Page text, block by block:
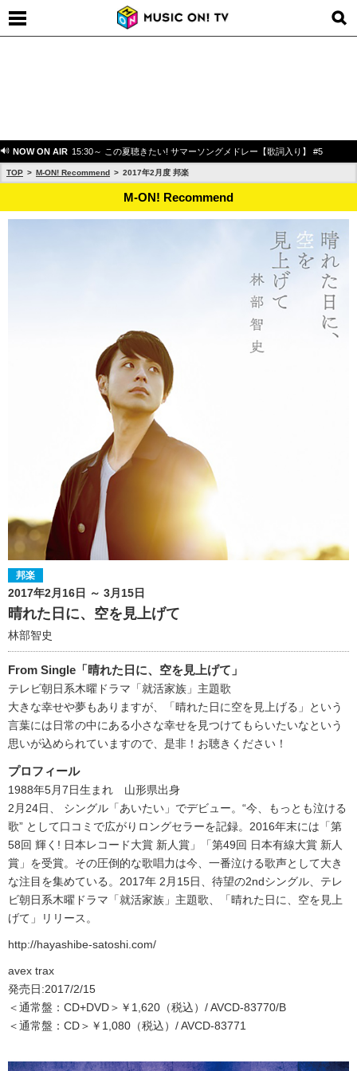
NOW ON AIR 15:30～ この夏聴きたい! サマーソングメドレー【歌詞入り】 #5
TOP M-ON! Recommend 2017年2月度 邦楽
M-ON! Recommend
邦楽
2017年2月16日 ～ 3月15日
晴れた日に、空を見上げて
林部智史
From Single「晴れた日に、空を見上げて」
テレビ朝日系木曜ドラマ「就活家族」主題歌
大きな幸せや夢もありますが、「晴れた日に空を見上げる」という
言葉には日常の中にある小さな幸せを見つけてもらいたいなという
思いが込められていますので、是非！お聴きください！
プロフィール
1988年5月7日生まれ 山形県出身
2月24日、 シングル「あいたい」でデビュー。“今、もっとも泣ける
歌” として口コミで広がりロングセラーを記録。2016年末には「第
58回 輝く! 日本レコード大賞 新人賞」「第49回 日本有線大賞 新人
賞」を受賞。その圧倒的な歌唱力は今、一番泣ける歌声として大き
な注目を集めている。2017年 2月15日、待望の2ndシングル、テレ
ビ朝日系木曜ドラマ「就活家族」主題歌、「晴れた日に、空を見上
げて」リリース。
http://hayashibe-satoshi.com/
avex trax
発売日:2017/2/15
＜通常盤：CD+DVD＞￥1,620（税込）/ AVCD-83770/B
＜通常盤：CD＞￥1,080（税込）/ AVCD-83771